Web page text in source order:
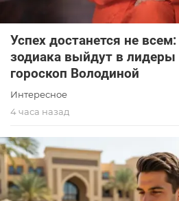
Успех достанется не
зодиака выйдут в лидеры
гороскоп Володиной
Интересное
4 часа назад